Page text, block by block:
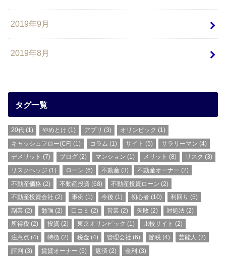
2019年9月
2019年8月
タグ一覧
20代 (1) やめとけ (1) アプリ (3) オリンピック (1)
キャッシュフロー(CF) (1) コラム (1) サイト (5) サラリーマン (4)
デメリット (7) ブログ(2) マンション (1) メリット (8) リスク (3)
リスクヘッジ (1) ローン (6) 不動産(3) 不動産オーナー (2)
不動産価格 (2) 不動産投資 (68) 不動産投資ローン (2)
不動産投資会社 (2) 事例 (1) 今後 (1) 初心者 (10) 利回り (5)
副業 (2) 勉強 (2) 口コミ (2) 営業 (2) 失敗 (2) 対処法 (2)
所得税 (2) 投資 (2) 東京オリンピック (1) 比較サイト (2)
注意点 (4) 特徴(2) 税金 (4) 管理会社 (6) 節税 (4) 芸能人 (2)
評判 (3) 賃貸オーナー (5) 返済 (2) 金利 (3)